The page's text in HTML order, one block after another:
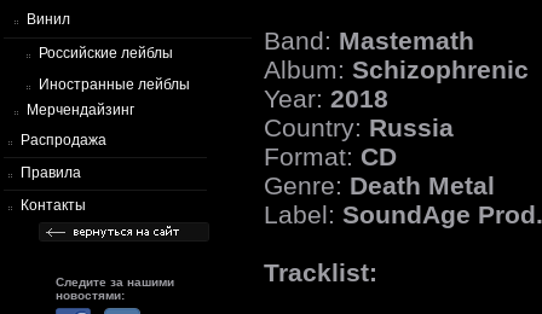
Винил
Российские лейблы
Иностранные лейблы
Мерчендайзинг
Распродажа
Правила
Контакты
Следите за нашими
новостями:
Band: Mastemath
Album: Schizophrenic
Year: 2018
Country: Russia
Format: CD
Genre: Death Metal
Label: SoundAge Prod.
Tracklist: